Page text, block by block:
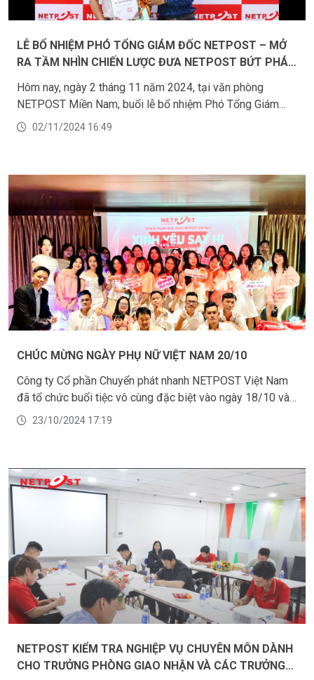
LỄ BỔ NHIỆM PHÓ TỔNG GIÁM ĐỐC NETPOST – MỞ
RA TẦM NHÌN CHIẾN LƯỢC ĐƯA NETPOST BỨT PHÁ
Hôm nay, ngày 2 tháng 11 năm 2024, tại văn phòng
NETPOST Miền Nam, buổi lễ bổ nhiệm Phó Tổng Giám
Đốc - Ông Nguyễn Bá Hoà đã được diễn ra trong không
của công ty, mà còn thể hiện khát vọng của NETPOST
trong việc củng cố đội ngũ lãnh đạo, góp phần đưa công
ty chinh phục những đỉnh cao mới. Đồng thời khẳng định
niềm tin vững chắc của công ty vào năng lực lãnh đạo
cùng tầm nhìn chiến lược của ông Nguyễn Bá Hoà.
02/11/2024 16:49
CHÚC MỪNG NGÀY PHỤ NỮ VIỆT NAM 20/10
Công ty Cổ phần Chuyển phát nhanh NETPOST Việt Nam
đã tổ chức buổi tiệc vô cùng đặc biệt vào ngày 18/10 và
19/10 vừa qua, để chúc mừng phái nữ của công ty
23/10/2024 17:19
NETPOST KIỂM TRA NGHIỆP VỤ CHUYÊN MÔN DÀNH
CHO TRƯỞNG PHÒNG GIAO NHẬN VÀ CÁC TRƯỞNG